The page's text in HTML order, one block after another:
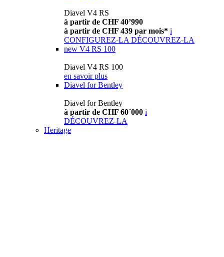
Diavel V4 RS
à partir de CHF 40’990
à partir de CHF 439 par mois* i
CONFIGUREZ-LA DÉCOUVREZ-LA
new V4 RS 100
Diavel V4 RS 100
en savoir plus
Diavel for Bentley
Diavel for Bentley
à partir de CHF 60´000 i
DÉCOUVREZ-LA
Heritage